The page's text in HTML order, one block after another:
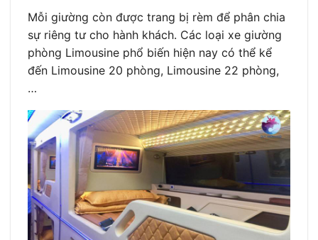
Mỗi giường còn được trang bị rèm để phân chia
sự riêng tư cho hành khách. Các loại xe giường
phòng Limousine phổ biến hiện nay có thể kể
đến Limousine 20 phòng, Limousine 22 phòng,
…